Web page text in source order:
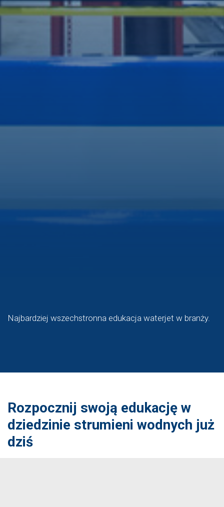
Najbardziej wszechstronna edukacja waterjet w branży.
Rozpocznij swoją edukację w
dziedzinie strumieni wodnych już
dziś